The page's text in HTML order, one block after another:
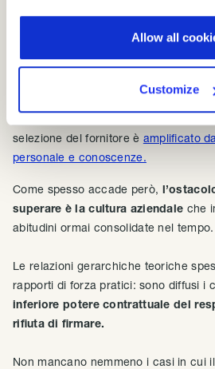
Allow all
Customize
agiscono come contitolari.
Il problema delle piccole e
selezione del fornitore è amplificato
personale e conoscenze.
Come spesso accade però,
superare è la cultura aziendale che
abitudini ormai consolidate nel tempo.
Le relazioni gerarchiche teoriche
rapporti di forza pratici: sono diffusi i
inferiore potere contrattuale del
rifiuta di firmare.
Non mancano nemmeno i casi in cui